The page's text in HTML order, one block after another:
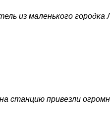
из маленького
станцию привезли